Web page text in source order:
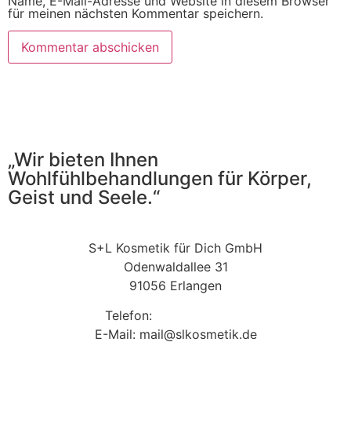
für meinen nächsten Kommentar speichern.
„Wir bieten Ihnen
Wohlfühlbehandlungen für Körper,
Geist und Seele.“
S+L Kosmetik für Dich GmbH
Odenwaldallee 31
91056 Erlangen
Telefon:
E-Mail: mail@slkosmetik.de